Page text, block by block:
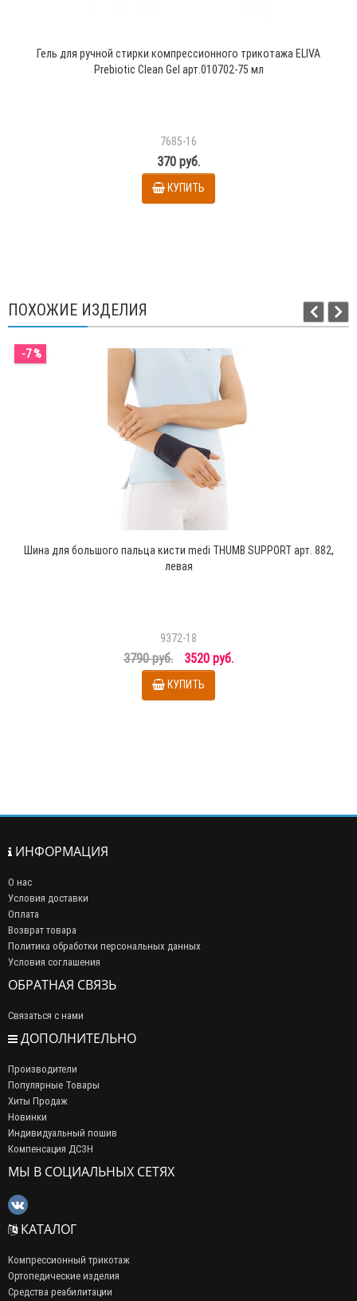
Гель для ручной стирки компрессионного трикотажа ELIVA
Prebiotic Clean Gel арт.010702-75 мл
7685-16
370 руб.
КУПИТЬ
ПОХОЖИЕ ИЗДЕЛИЯ
-7 %
Шина для большого пальца кисти medi THUMB SUPPORT арт. 882,
левая
9372-18
3790 руб. 3520 руб.
КУПИТЬ
ИНФОРМАЦИЯ
О нас
Условия доставки
Оплата
Возврат товара
Политика обработки персональных данных
Условия соглашения
ОБРАТНАЯ СВЯЗЬ
Связаться с нами
ДОПОЛНИТЕЛЬНО
Производители
Популярные Товары
Хиты Продаж
Новинки
Индивидуальный пошив
Компенсация ДСЗН
МЫ В СОЦИАЛЬНЫХ СЕТЯХ
КАТАЛОГ
Компрессионный трикотаж
Ортопедические изделия
Средства реабилитации